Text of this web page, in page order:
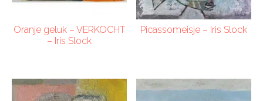
Oranje geluk – VERKOCHT
– Iris Slock
Picassomeisje – Iris Slock